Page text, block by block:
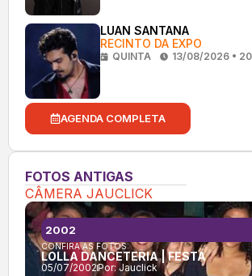
LUAN SANTANA
RECINTO DA EXPO
QUINTA 13/08/2026 •
AGENDA COMPLETA
FOTOS ANTIGAS
CÂMERA JAUCLICK
CONFIRA AS FOTOS:
LOLLA DANCETERIA | FESTA
05/07/2002Por:Jauclick
2002